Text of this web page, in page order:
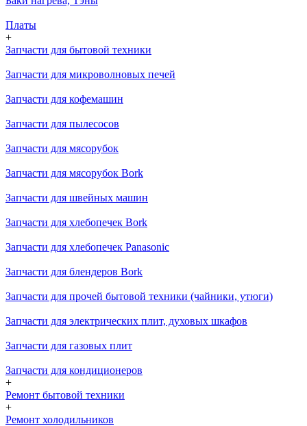
Платы
+
Запчасти для бытовой техники
Запчасти для микроволновых печей
Запчасти для кофемашин
Запчасти для пылесосов
Запчасти для мясорубок
Запчасти для мясорубок Bork
Запчасти для швейных машин
Запчасти для хлебопечек Bork
Запчасти для хлебопечек Panasonic
Запчасти для блендеров Bork
Запчасти для прочей бытовой техники (чайники, утюги)
Запчасти для электрических плит, духовых шкафов
Запчасти для газовых плит
Запчасти для кондиционеров
+
Ремонт бытовой техники
+
Ремонт холодильников